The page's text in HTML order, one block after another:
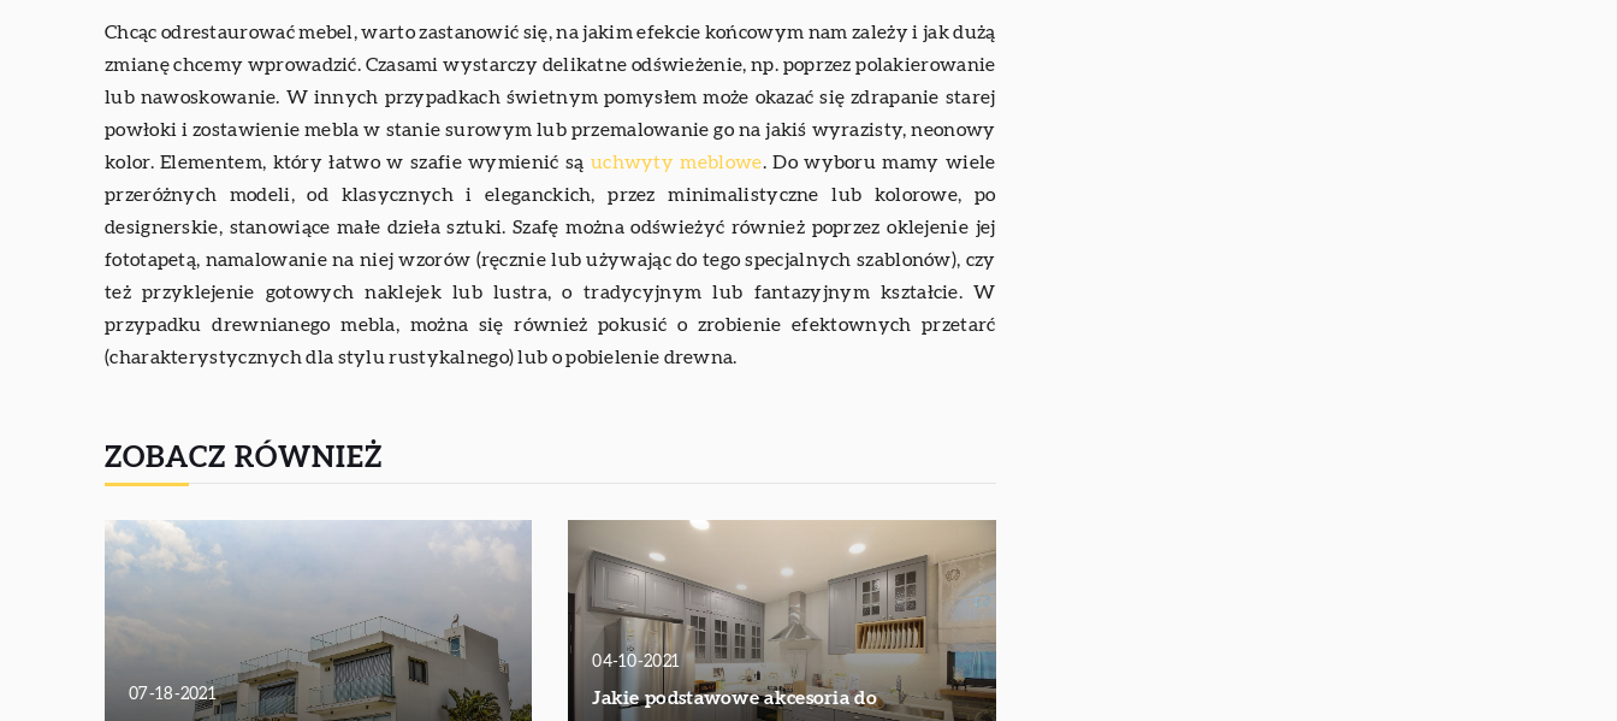
Chcąc odrestaurować mebel, warto zastanowić się, na jakim efekcie końcowym nam zależy i jak dużą
zmianę chcemy wprowadzić. Czasami wystarczy delikatne odświeżenie, np. poprzez polakierowanie
lub nawoskowanie. W innych przypadkach świetnym pomysłem może okazać się zdrapanie starej
powłoki i zostawienie mebla w stanie surowym lub przemalowanie go na jakiś wyrazisty, neonowy
kolor. Elementem, który łatwo w szafie wymienić są uchwyty meblowe. Do wyboru mamy wiele
przeróżnych modeli, od klasycznych i eleganckich, przez minimalistyczne lub kolorowe, po
designerskie, stanowiące małe dzieła sztuki. Szafę można odświeżyć również poprzez oklejenie jej
fototapetą, namalowanie na niej wzorów (ręcznie lub używając do tego specjalnych szablonów), czy
też przyklejenie gotowych naklejek lub lustra, o tradycyjnym lub fantazyjnym kształcie. W
przypadku drewnianego mebla, można się również pokusić o zrobienie efektownych przetarć
(charakterystycznych dla stylu rustykalnego) lub o pobielenie drewna.
ZOBACZ RÓWNIEŻ
07-18-2021
04-10-2021
Jakie podstawowe akcesoria do